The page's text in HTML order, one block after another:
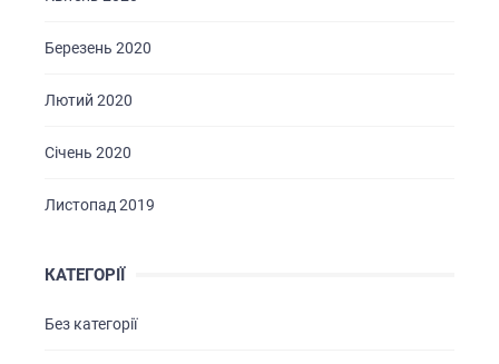
Березень 2020
Лютий 2020
Січень 2020
Листопад 2019
КАТЕГОРІЇ
Без категорії